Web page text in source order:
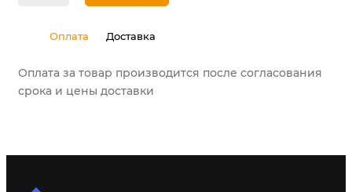
Оплата Доставка
Оплата за товар производится после согласования
срока и цены доставки